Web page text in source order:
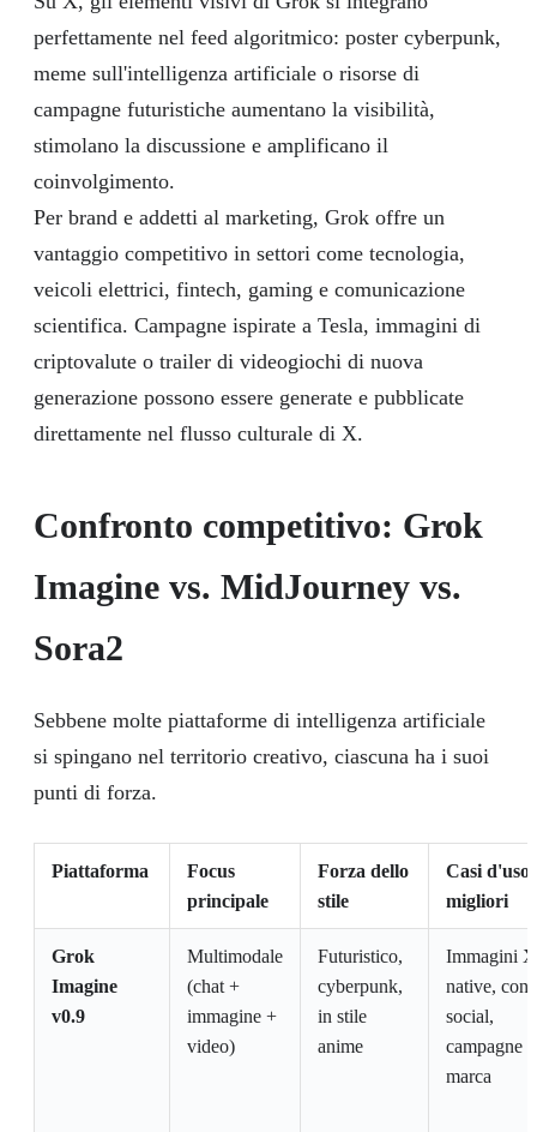
perfettamente nel feed algoritmico: poster cyberpunk,
meme sull'intelligenza artificiale o risorse di
campagne futuristiche aumentano la visibilità,
stimolano la discussione e amplificano il
coinvolgimento.
Per brand e addetti al marketing, Grok offre un
vantaggio competitivo in settori come tecnologia,
veicoli elettrici, fintech, gaming e comunicazione
scientifica. Campagne ispirate a Tesla, immagini di
criptovalute o trailer di videogiochi di nuova
generazione possono essere generate e pubblicate
direttamente nel flusso culturale di X.
Confronto competitivo: Grok
Imagine vs. MidJourney vs.
Sora2
Sebbene molte piattaforme di intelligenza artificiale
si spingano nel territorio creativo, ciascuna ha i suoi
punti di forza.
Piattaforma
Focus
principale
Forza dello
stile
Casi d'uso
migliori
Grok
Imagine
v0.9
Multimodale
(chat +
immagine +
video)
Futuristico,
cyberpunk,
in stile
anime
Immagini
native,
social,
campagne
marca